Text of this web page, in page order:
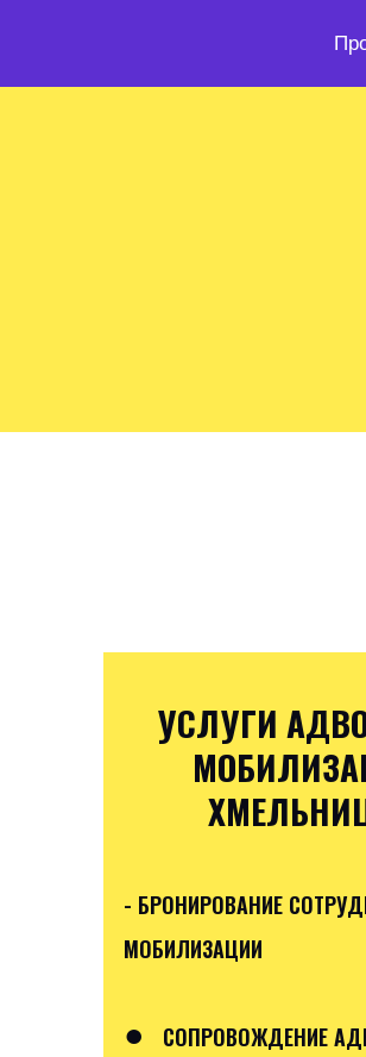
УСЛУГИ
- БРОНИРОВАНИЕ
МОБИЛИЗАЦИИ
●
СОПРОВОЖДЕНИЕ